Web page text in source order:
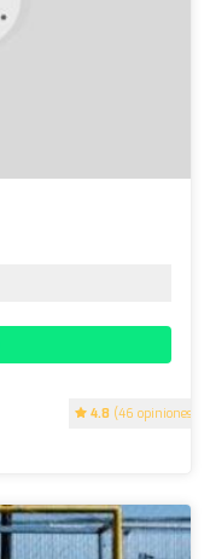
4.8 (46 opiniones)